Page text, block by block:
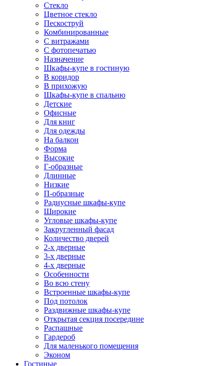
Стекло
Цветное стекло
Пескоструй
Комбинированные
С витражами
С фотопечатью
Назначение
Шкафы-купе в гостиную
В коридор
В прихожую
Шкафы-купе в спальню
Детские
Офисные
Для книг
Для одежды
На балкон
Форма
Высокие
Г-образные
Длинные
Низкие
П-образные
Радиусные шкафы-купе
Широкие
Угловые шкафы-купе
Закругленный фасад
Количество дверей
2-х дверные
3-х дверные
4-х дверные
Особенности
Во всю стену
Встроенные шкафы-купе
Под потолок
Раздвижные шкафы-купе
Открытая секция посередине
Распашные
Гардероб
Для маленького помещения
Эконом
Гостиные